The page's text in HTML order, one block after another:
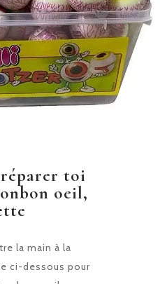
toi
oeil,
la main à la
ci-dessous pour